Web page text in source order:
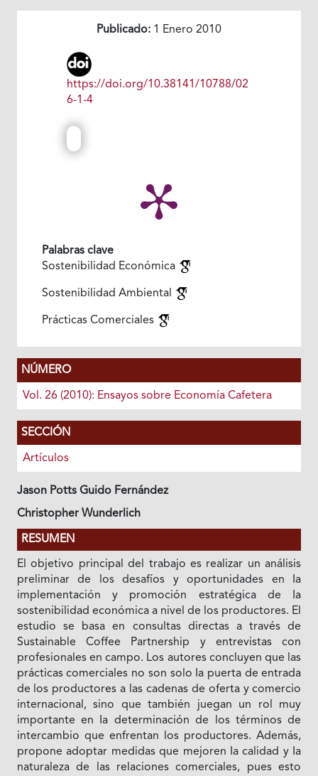
Publicado: 1 Enero 2010
https://doi.org/10.38141/10788/02
6-1-4
Palabras clave
Sostenibilidad Económica
Sostenibilidad Ambiental
Prácticas Comerciales
NÚMERO
Vol. 26 (2010): Ensayos sobre Economía Cafetera
SECCIÓN
Artículos
Jason Potts Guido Fernández
Christopher Wunderlich
RESUMEN
El objetivo principal del trabajo es realizar un análisis
preliminar de los desafíos y oportunidades en Ia
implementación y promoción estratégica de Ia
sostenibilidad económica a nivel de los productores. El
estudio se basa en consultas directas a través de
Sustainable Coffee Partnership y entrevistas con
profesionales en campo. Los autores concluyen que las
prácticas comerciales no son solo Ia puerta de entrada
de los productores a las cadenas de oferta y comercio
internacional, sino que también juegan un rol muy
importante en Ia determinación de los términos de
intercambio que enfrentan los productores. Además,
propone adoptar medidas que mejoren Ia calidad y Ia
naturaleza de las relaciones comerciales, pues esto